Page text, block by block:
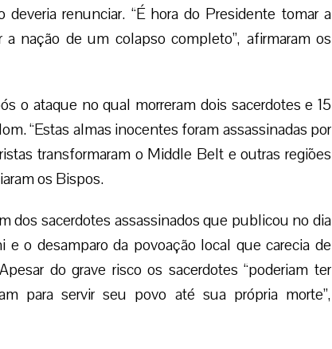
renunciar. “É hora do Presidente tomar a
nação de um colapso completo”, afirmaram os
o ataque no qual morreram dois sacerdotes e 15
“Estas almas inocentes foram assassinadas por
transformaram o Middle Belt e outras regiões
os Bispos.
dos sacerdotes assassinados que publicou no dia
o desamparo da povoação local que carecia de
do grave risco os sacerdotes “poderiam ter
para servir seu povo até sua própria morte”,